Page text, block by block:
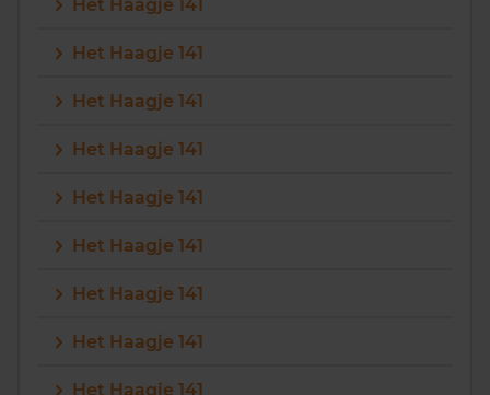
Het Haagje 141
Het Haagje 141
Het Haagje 141
Het Haagje 141
Het Haagje 141
Het Haagje 141
Het Haagje 141
Het Haagje 141
Het Haagje 141